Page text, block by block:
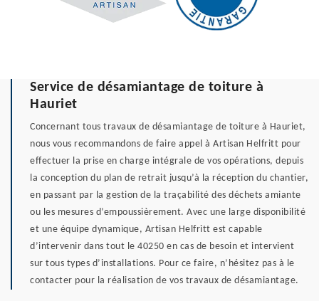
Service de désamiantage de toiture à
Hauriet
Concernant tous travaux de désamiantage de toiture à Hauriet,
nous vous recommandons de faire appel à Artisan Helfritt pour
effectuer la prise en charge intégrale de vos opérations, depuis
la conception du plan de retrait jusqu’à la réception du chantier,
en passant par la gestion de la traçabilité des déchets amiante
ou les mesures d’empoussièrement. Avec une large disponibilité
et une équipe dynamique, Artisan Helfritt est capable
d’intervenir dans tout le 40250 en cas de besoin et intervient
sur tous types d’installations. Pour ce faire, n’hésitez pas à le
contacter pour la réalisation de vos travaux de désamiantage.